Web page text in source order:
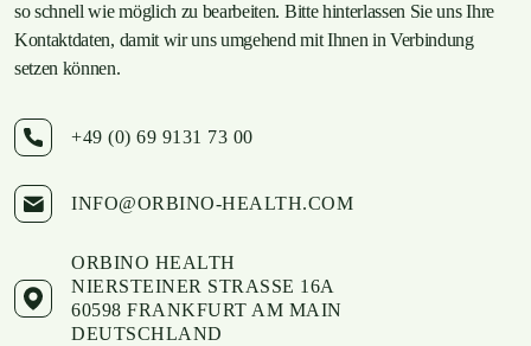
so schnell wie möglich zu bearbeiten. Bitte hinterlassen Sie uns Ihre
Kontaktdaten, damit wir uns umgehend mit Ihnen in Verbindung
setzen können.
+49 (0) 69 9131 73 00
INFO@ORBINO-HEALTH.COM
ORBINO HEALTH
NIERSTEINER STRASSE 16A
60598 FRANKFURT AM MAIN
DEUTSCHLAND